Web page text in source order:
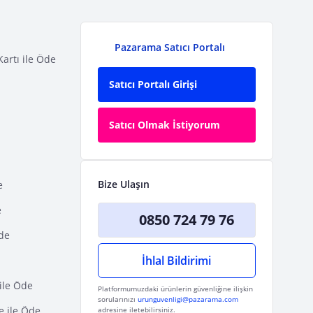
ile Öde
Öde
Pazarama Satıcı Portalı
Satıcı Portalı Girişi
Satıcı Olmak İstiyorum
Bize Ulaşın
0850 724 79 76
İhlal Bildirimi
Platformumuzdaki ürünlerin güvenliğine ilişkin
sorularınızı urunguvenligi@pazarama.com
adresine iletebilirsiniz.